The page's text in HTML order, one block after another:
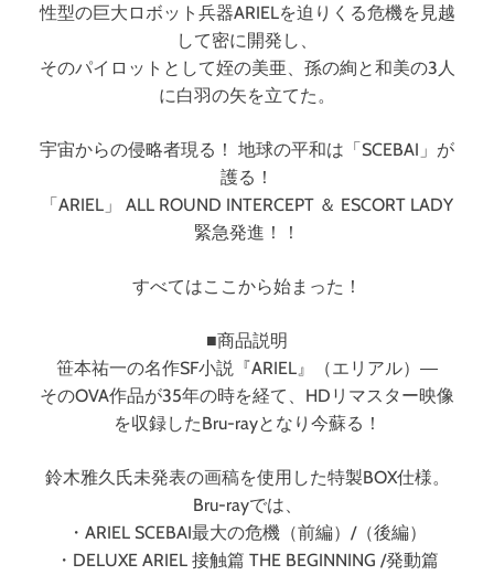
性型の巨大ロボット兵器ARIELを迫りくる危機を見越
して密に開発し、
そのパイロットとして姪の美亜、孫の絢と和美の3人
に白羽の矢を立てた。
宇宙からの侵略者現る！ 地球の平和は「SCEBAI」が
護る！
「ARIEL」 ALL ROUND INTERCEPT ＆ ESCORT LADY
緊急発進！！
すべてはここから始まった！
■商品説明
笹本祐一の名作SF小説『ARIEL』（エリアル）―
そのOVA作品が35年の時を経て、HDリマスター映像
を収録したBru-rayとなり今蘇る！
鈴木雅久氏未発表の画稿を使用した特製BOX仕様。
Bru-rayでは、
・ARIEL SCEBAI最大の危機（前編）/（後編）
・DELUXE ARIEL 接触篇 THE BEGINNING /発動篇